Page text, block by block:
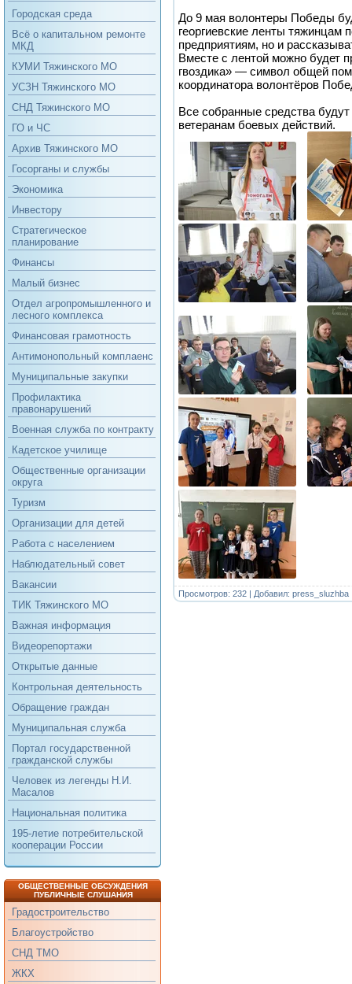
Городская среда
Всё о капитальном ремонте
МКД
КУМИ Тяжинского МО
УСЗН Тяжинского МО
СНД Тяжинского МО
ГО и ЧС
Архив Тяжинского МО
Госорганы и службы
Экономика
Инвестору
Стратегическое
планирование
Финансы
Малый бизнес
Отдел агропромышленного и
лесного комплекса
Финансовая грамотность
Антимонопольный комплаенс
Муниципальные закупки
Профилактика
правонарушений
Военная служба по контракту
Кадетское училище
Общественные организации
округа
Туризм
Организации для детей
Работа с населением
Наблюдательный совет
Вакансии
ТИК Тяжинского МО
Важная информация
Видеорепортажи
Открытые данные
Контрольная деятельность
Обращение граждан
Муниципальная служба
Портал государственной
гражданской службы
Человек из легенды Н.И.
Масалов
Национальная политика
195-летие потребительской
кооперации России
ОБЩЕСТВЕННЫЕ ОБСУЖДЕНИЯ
ПУБЛИЧНЫЕ СЛУШАНИЯ
Градостроительство
Благоустройство
СНД ТМО
ЖКХ
До 9 мая волонтеры Победы
георгиевские ленты тяжинцам
предприятиям, но и
Вместе с лентой можно будет
гвоздика» — символ общей
координатора волонтёров
Все собранные средства
ветеранам боевых действий.
Просмотров: 232 | Добавил: press_sluzhba